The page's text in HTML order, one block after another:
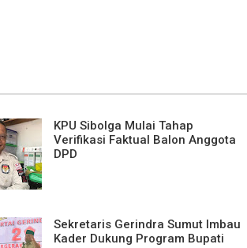
KPU Sibolga Mulai Tahap
Verifikasi Faktual Balon Anggota
DPD
Sekretaris Gerindra Sumut Imbau
Kader Dukung Program Bupati